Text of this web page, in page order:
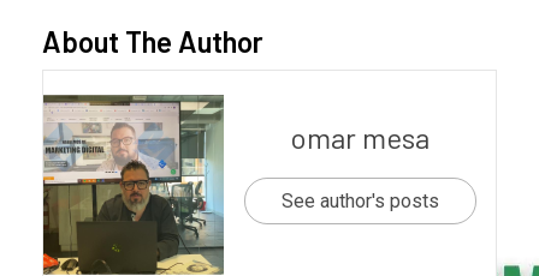
About The Author
omar mesa
See author's posts